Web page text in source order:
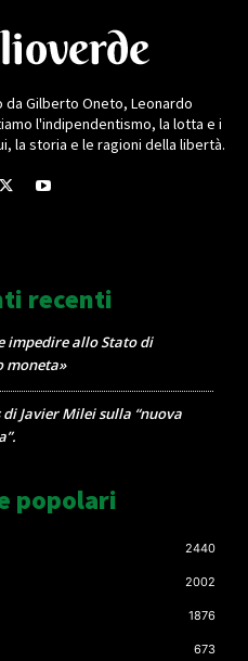
Gilberto Oneto, Leonardo
l'indipendentismo, la lotta e i
la storia e le ragioni della libertà.
recenti
impedire allo Stato di
moneta»
Javier Milei sulla “nuova
popolari
2440
2002
1876
673